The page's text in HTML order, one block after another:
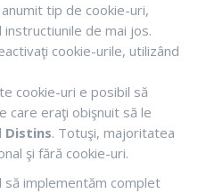
tip de cookie-uri,
de mai jos.
cookie-urile, utilizând
cookie-uri e posibil să
care eraţi obişnuit să le
Distins. Totuşi, majoritatea
şi fără cookie-uri.
să implementăm complet